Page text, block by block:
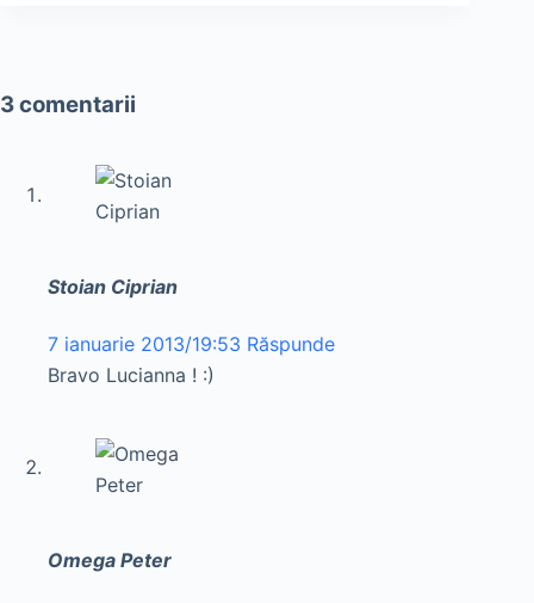
3 comentarii
Stoian Ciprian
7 ianuarie 2013/19:53 Răspunde
Bravo Lucianna ! :)
Omega Peter